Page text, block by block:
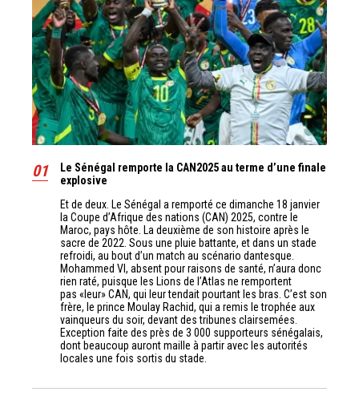
01
Le Sénégal remporte la CAN2025 au terme d’une finale
explosive
Et de deux. Le Sénégal a remporté ce dimanche 18 janvier
la Coupe d’Afrique des nations (CAN) 2025, contre le
Maroc, pays hôte. La deuxième de son histoire après le
sacre de 2022. Sous une pluie battante, et dans un stade
refroidi, au bout d’un match au scénario dantesque.
Mohammed VI, absent pour raisons de santé, n’aura donc
rien raté, puisque les Lions de l’Atlas ne remportent
pas «leur» CAN, qui leur tendait pourtant les bras. C’est son
frère, le prince Moulay Rachid, qui a remis le trophée aux
vainqueurs du soir, devant des tribunes clairsemées.
Exception faite des près de 3 000 supporteurs sénégalais,
dont beaucoup auront maille à partir avec les autorités
locales une fois sortis du stade.